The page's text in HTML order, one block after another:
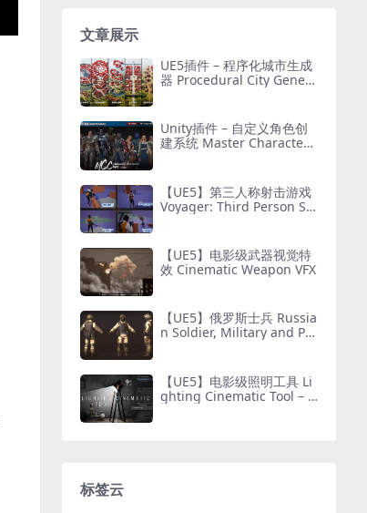
文章展示
UE5插件 – 程序化城市生成
器 Procedural City Genera
Unity插件 – 自定义角色创
建系统 Master Character
【UE5】第三人称射击游戏
Voyager: Third Person Sh
【UE5】电影级武器视觉特
效 Cinematic Weapon VFX
【UE5】俄罗斯士兵 Russia
n Soldier, Military and Pol
【UE5】电影级照明工具 Li
ghting Cinematic Tool – U
标签云